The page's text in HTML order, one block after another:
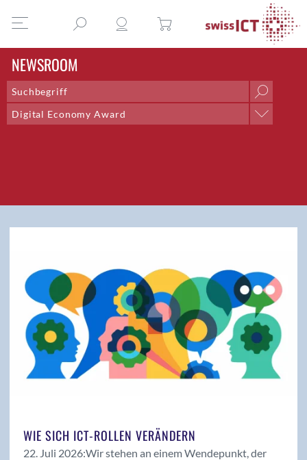
NEWSROOM
Digital Economy Award
Kategorie
Fachgruppen
ICT-Versicherungen
Interview
IT & Recht
Jahresbericht 2018
Kooperationen
Kurzprofile
Magazin
Magazin 01/2021
Magazin 01/2022
WIE SICH ICT-ROLLEN VERÄNDERN
22. Juli 2026:Wir stehen an einem Wendepunkt, der